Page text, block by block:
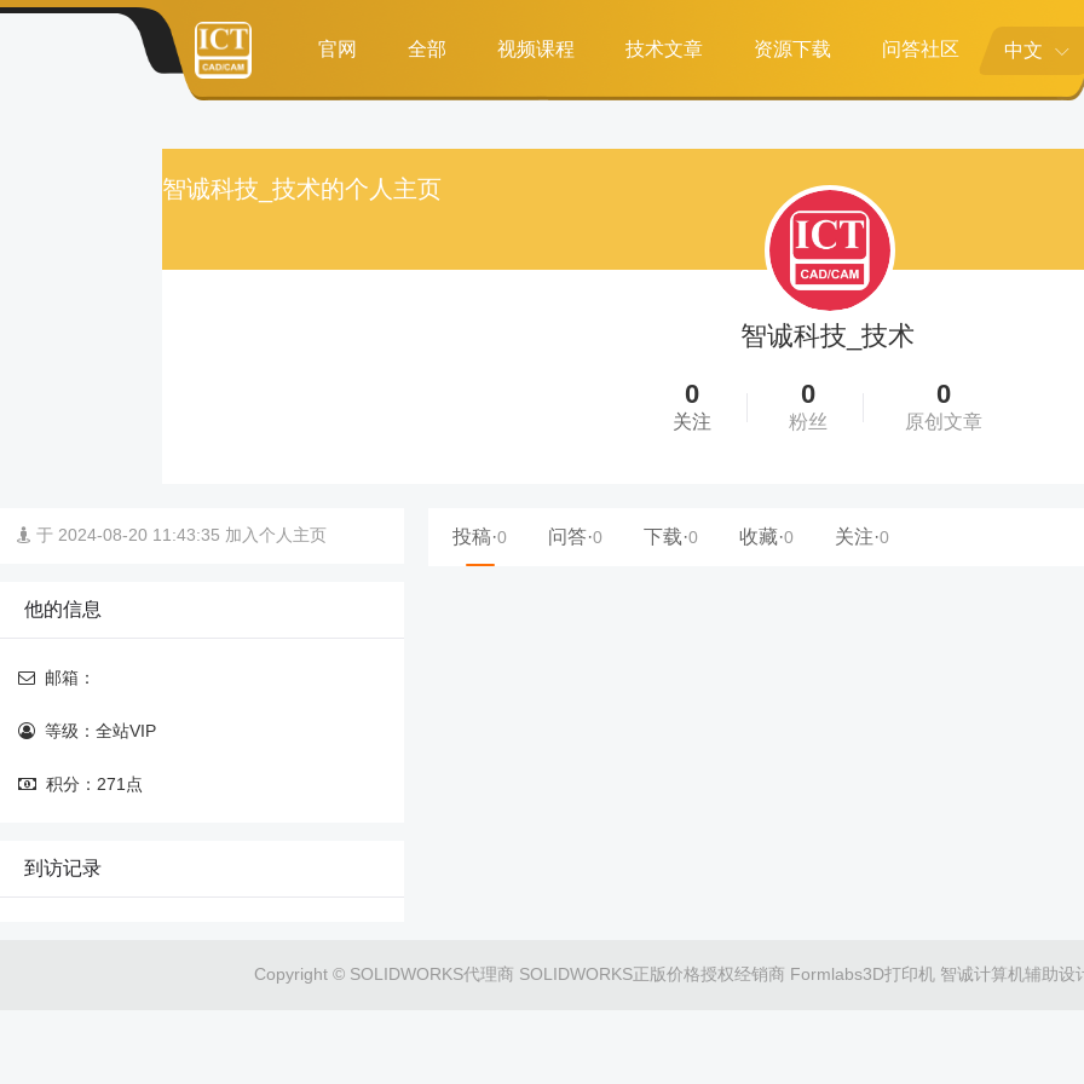
官网 全部 视频课程 技术文章 资源下载 问答社区 中文
智诚科技_技术的个人主页
智诚科技_技术
0
关注
0
粉丝
0
原创文章
于 2024-08-20 11:43:35 加入个人主页
他的信息
邮箱：
等级：全站VIP
积分：271点
到访记录
投稿·0 问答·0 下载·0 收藏·0 关注·0
Copyright © SOLIDWORKS代理商 SOLIDWORKS正版价格授权经销商 Formlabs3D打印机 智诚计算机辅助